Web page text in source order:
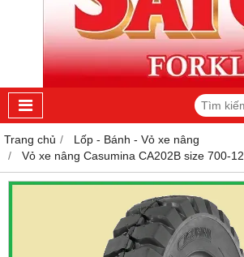
Trang chủ
Lốp - Bánh - Vỏ xe nâng
Vỏ xe nâng Casumina CA202B size 700-12